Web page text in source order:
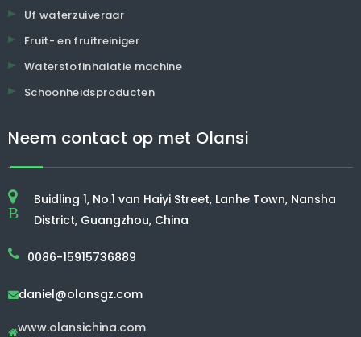
Uf waterzuiveraar
Fruit- en fruitreiniger
Waterstofinhalatie machine
Schoonheidsproducten
Neem contact op met Olansi
B
Buidling 1, No.1 van Haiyi Street, Lanhe Town, Nansha
District, Guangzhou, China
0086-15915736889
daniel@olansgz.com
www.olansichina.com